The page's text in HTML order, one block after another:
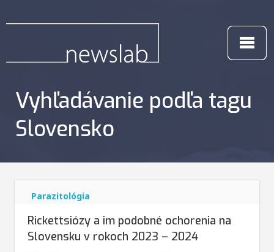
Vyhľadávanie podľa tagu
Slovensko
Parazitológia
Rickettsiózy a im podobné ochorenia na
Slovensku v rokoch 2023 – 2024